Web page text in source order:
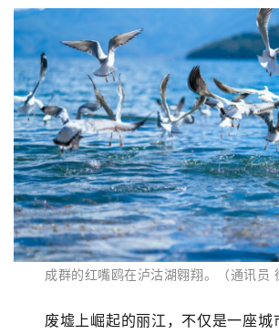
成群的红嘴鸥在泸沽湖翱翔。（通讯员
废墟上崛起的丽江，不仅是一座城